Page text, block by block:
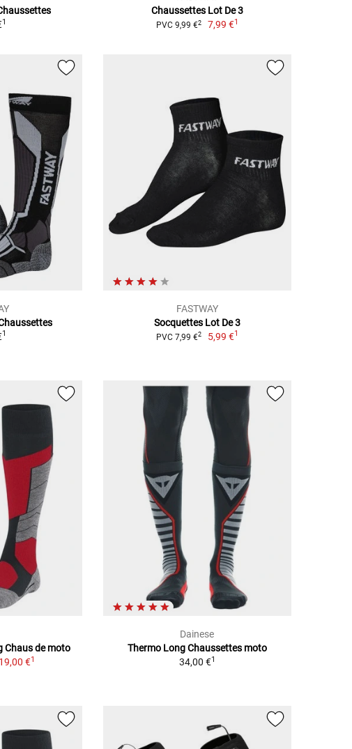
1
Chaussettes Lot De 3
PVC 9,99 €2 7,99 €1
1
FASTWAY
Socquettes Lot De 3
PVC 7,99 €2 5,99 €1
Chaus de moto
19,00 €1
Dainese
Thermo Long Chaussettes moto
34,00 €1